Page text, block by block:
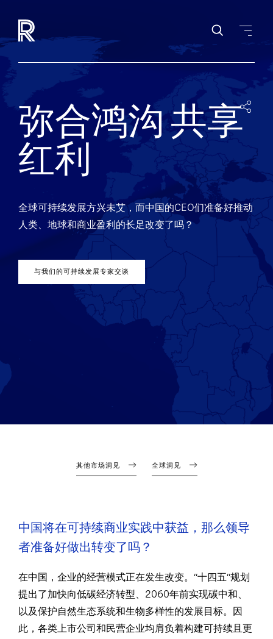
弥合鸿沟 共享
红利
全球可持续发展方兴未艾，而中国的CEO们准备好推动
人类、地球和商业盈利的长足改变了吗？
与我们的可持续发展专家交谈
其他市场洞见 全球洞见
中国将在可持续商业实践中获益，那么领导
者准备好做出转变了吗？
在中国，企业的经营模式正在发生改变。“十四五”规划
提出了加快向低碳经济转型、2060年前实现碳中和、
以及保护自然生态系统和生物多样性的发展目标。因
此，各类上市公司和民营企业均肩负着构建可持续且更